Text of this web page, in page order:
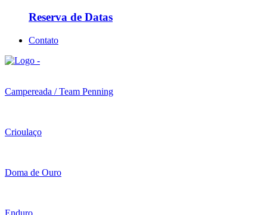
Reserva de Datas
Contato
Campereada / Team Penning
Crioulaço
Doma de Ouro
Enduro